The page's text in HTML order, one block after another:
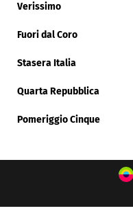
Verissimo
Fuori dal Coro
Stasera Italia
Quarta Repubblica
Pomeriggio Cinque